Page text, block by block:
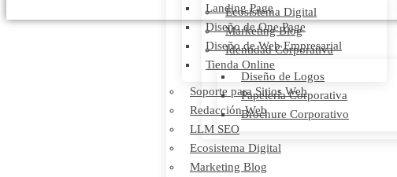
Ecosistema Digital
Marketing Blog
Identidad Corporativa
Diseño de Logos
Papelería Corporativa
Brochure Corporativo
Landing Page
Diseño de One Page
Diseño de Web Empresarial
Tienda Online
Soporte para Sitios Web
Redacción Web
LLM SEO
Ecosistema Digital
Marketing Blog